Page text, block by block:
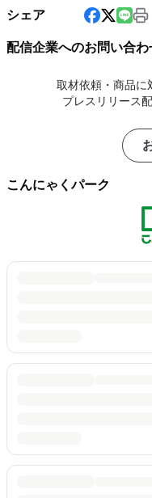
シェア
配信企業へのお問い合わ
取材依頼・商品に
プレスリリース
こんにゃくパーク